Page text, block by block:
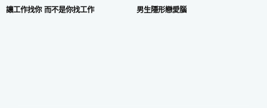
讓工作找你 而不是你找工作 男生隱形戀愛腦